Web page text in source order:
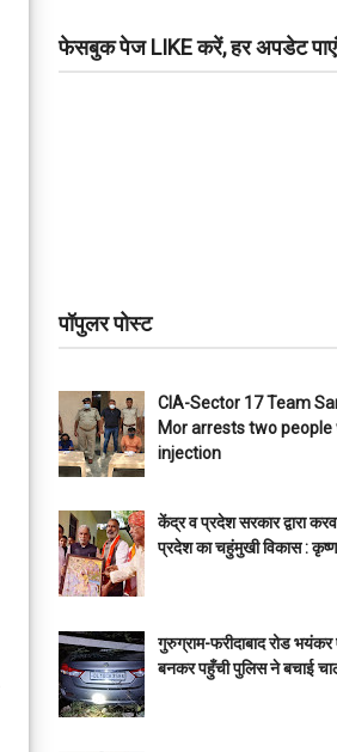
फेसबुक पेज LIKE करें, हर अपडेट पाएं
पॉपुलर पोस्ट
CIA-Sector 17 Team
Mor arrests two people
injection
केंद्र व प्रदेश सरकार द्वारा
प्रदेश का चहुंमुखी विकास :
गुरुग्राम-फरीदाबाद रोड भयंकर
बनकर पहुँची पुलिस ने बचाई